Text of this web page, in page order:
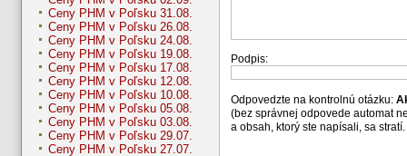
Ceny PHM v Poľsku 31.08.
Ceny PHM v Poľsku 26.08.
Ceny PHM v Poľsku 24.08.
Ceny PHM v Poľsku 19.08.
Ceny PHM v Poľsku 17.08.
Ceny PHM v Poľsku 12.08.
Ceny PHM v Poľsku 10.08.
Ceny PHM v Poľsku 05.08.
Ceny PHM v Poľsku 03.08.
Ceny PHM v Poľsku 29.07.
Ceny PHM v Poľsku 27.07.
Podpis:
Odpovedzte na kontrolnú otázku:
(bez správnej odpovede automat
a obsah, ktorý ste napísali, sa